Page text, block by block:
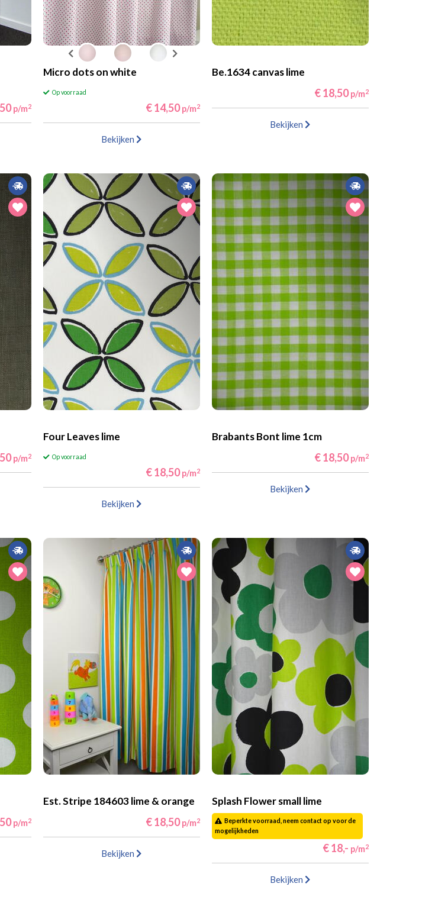
p/m2
Micro dots on white
Op voorraad
€ 14,50 p/m2
Bekijken
Be.1634 canvas lime
€ 18,50 p/m2
Bekijken
p/m2
Four Leaves lime
Op voorraad
€ 18,50 p/m2
Bekijken
Brabants Bont lime 1cm
€ 18,50 p/m2
Bekijken
p/m2
Est. Stripe 184603 lime & orange
€ 18,50 p/m2
Bekijken
Splash Flower small lime
Beperkte voorraad, neem contact op voor de
mogelijkheden
€ 18,- p/m2
Bekijken